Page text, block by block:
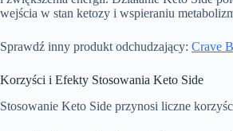
wejścia w stan ketozy i wspieraniu
Sprawdź inny produkt odchudzający: Crave
Korzyści i Efekty Stosowania Keto Side
Stosowanie Keto Side przynosi liczne